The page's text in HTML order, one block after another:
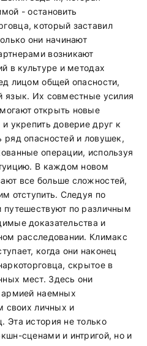
- остановить
который заставил
они начинают
возникают
в культуре и методах
лицом общей опасности,
язык. Их совместные усилия
открыть новые
укрепить доверие друг к
ряд опасностей и ловушек,
операции, используя
В каждом новом
все больше сложностей,
отступить. Следуя по
путешествуют по различным
доказательства и
расследовании. Климакс
когда они наконец
скрытое в
мест. Здесь они
армией наемных
своих личных и
Эта история не только
сценами и интригой, но и